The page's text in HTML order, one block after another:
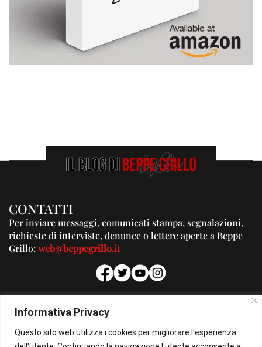
Informativa Privacy
Questo sito web utilizza i cookies per migliorare l'esperienza
CONTATTI
Per inviare messaggi, comunicati stampa, segnalazioni,
richieste di interviste, denunce o lettere aperte a Beppe
Grillo:web@beppegrillo.it
PUBBLICITA'
Per la tua pubblicità su questo Blog:
pubblicita@beppegrillo.it